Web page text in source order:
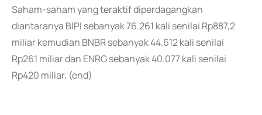
Saham-saham yang teraktif diperdagangkan
diantaranya BIPI sebanyak 76.261 kali senilai Rp887,2
miliar kemudian BNBR sebanyak 44.612 kali senilai
Rp261 miliar dan ENRG sebanyak 40.077 kali senilai
Rp420 miliar. (end)